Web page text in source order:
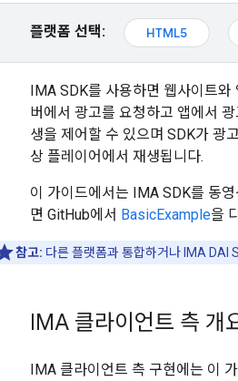
플랫폼 선택: HTML5
IMA SDK를 사용하면 웹사이트
버에서 광고를 요청하고 앱에서
생을 제어할 수 있으며 SDK가 광
상 플레이어에서 재생됩니다.
이 가이드에서는 IMA SDK를 동
면 GitHub에서 BasicExample을
참고: 다른 플랫폼과 통합하거나 IMA DAI
IMA 클라이언트 측 개
IMA 클라이언트 측 구현에는 이